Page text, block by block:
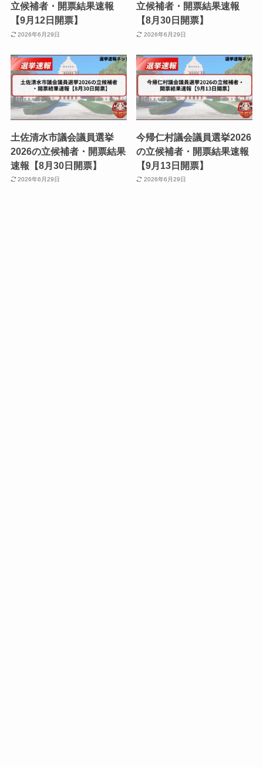
立候補者・開票結果速報
【9月12日開票】
2026年6月29日
立候補者・開票結果速報
【8月30日開票】
2026年6月29日
土佐清水市議会議員選挙
2026の立候補者・開票結果
速報【8月30日開票】
2026年6月29日
今帰仁村議会議員選挙2026
の立候補者・開票結果速報
【9月13日開票】
2026年6月29日